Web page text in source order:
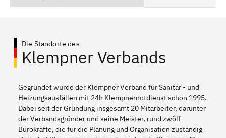
Die Standorte des
Klempner Verbands
Gegründet wurde der Klempner Verband für Sanitär - und
Heizungsausfällen mit 24h Klempnernotdienst schon 1995.
Dabei seit der Gründung insgesamt 20 Mitarbeiter, darunter
der Verbandsgründer und seine Meister, rund zwölf
Bürokräfte, die für die Planung und Organisation zuständig